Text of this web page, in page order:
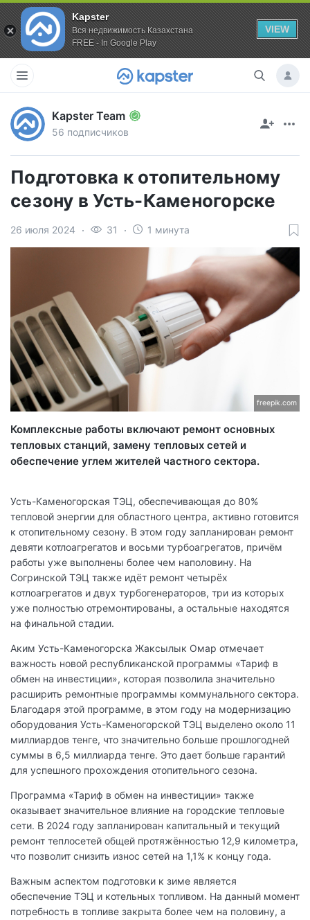
Kapster
Вся недвижимость Казахстана
FREE - In Google Play
VIEW
Kapster Team
56 подписчиков
Подготовка к отопительному
сезону в Усть-Каменогорске
26 июля 2024 31 1 минута
freepik.com
Комплексные работы включают ремонт основных
тепловых станций, замену тепловых сетей и
обеспечение углем жителей частного сектора.
Усть-Каменогорская ТЭЦ, обеспечивающая до 80%
тепловой энергии для областного центра, активно готовится
к отопительному сезону. В этом году запланирован ремонт
девяти котлоагрегатов и восьми турбоагрегатов, причём
работы уже выполнены более чем наполовину. На
Согринской ТЭЦ также идёт ремонт четырёх
котлоагрегатов и двух турбогенераторов, три из которых
уже полностью отремонтированы, а остальные находятся
на финальной стадии.
Аким Усть-Каменогорска Жаксылык Омар отмечает
важность новой республиканской программы «Тариф в
обмен на инвестиции», которая позволила значительно
расширить ремонтные программы коммунального сектора.
Благодаря этой программе, в этом году на модернизацию
оборудования Усть-Каменогорской ТЭЦ выделено около 11
миллиардов тенге, что значительно больше прошлогодней
суммы в 6,5 миллиарда тенге. Это дает больше гарантий
для успешного прохождения отопительного сезона.
Программа «Тариф в обмен на инвестиции» также
оказывает значительное влияние на городские тепловые
сети. В 2024 году запланирован капитальный и текущий
ремонт теплосетей общей протяжённостью 12,9 километра,
что позволит снизить износ сетей на 1,1% к концу года.
Важным аспектом подготовки к зиме является
обеспечение ТЭЦ и котельных топливом. На данный момент
потребность в топливе закрыта более чем на половину, а